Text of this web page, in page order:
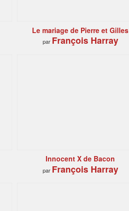
Le mariage de Pierre et Gilles
par François Harray
Innocent X de Bacon
par François Harray